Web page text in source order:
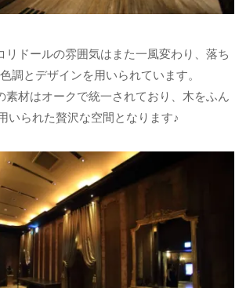
リドールの雰囲気はまた一風変わり、落ち
調とデザインを用いられています。
素材はオークで統一されており、木をふん
いられた贅沢な空間となります♪